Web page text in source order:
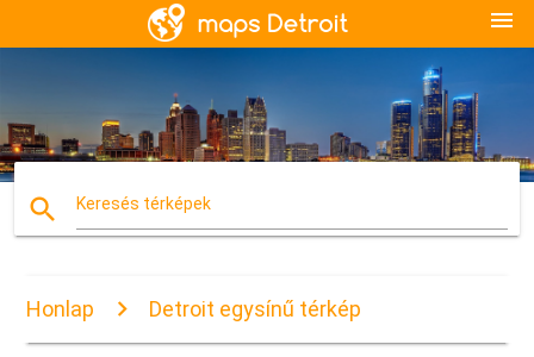
menu
search Keresés térképek
Honlap Detroit egysínű térkép